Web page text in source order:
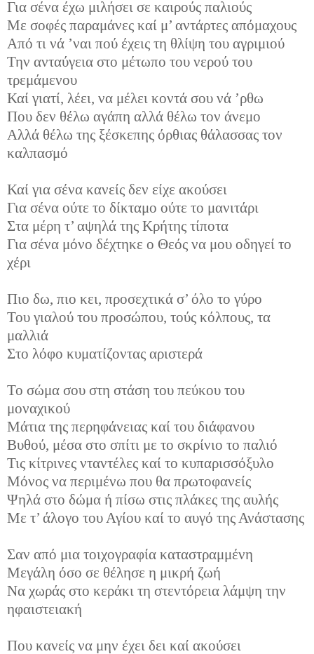
Για σένα έχω μιλήσει σε καιρούς παλιούς
Με σοφές παραμάνες καί μ’ αντάρτες απόμαχους
Από τι νά ’ναι πού έχεις τη θλίψη του αγριμιού
Την ανταύγεια στο μέτωπο του νερού του
τρεμάμενου
Καί γιατί, λέει, να μέλει κοντά σου νά ’ρθω
Που δεν θέλω αγάπη αλλά θέλω τον άνεμο
Αλλά θέλω της ξέσκεπης όρθιας θάλασσας τον
καλπασμό
Καί για σένα κανείς δεν είχε ακούσει
Για σένα ούτε το δίκταμο ούτε το μανιτάρι
Στα μέρη τ’ αψηλά της Κρήτης τίποτα
Για σένα μόνο δέχτηκε ο Θεός να μου οδηγεί το
χέρι
Πιο δω, πιο κει, προσεχτικά σ’ όλο το γύρο
Του γιαλού του προσώπου, τούς κόλπους, τα
μαλλιά
Στο λόφο κυματίζοντας αριστερά
Το σώμα σου στη στάση του πεύκου του
μοναχικού
Μάτια της περηφάνειας καί του διάφανου
Βυθού, μέσα στο σπίτι με το σκρίνιο το παλιό
Τις κίτρινες νταντέλες καί το κυπαρισσόξυλο
Μόνος να περιμένω που θα πρωτοφανείς
Ψηλά στο δώμα ή πίσω στις πλάκες της αυλής
Με τ’ άλογο του Αγίου καί το αυγό της Ανάστασης
Σαν από μια τοιχογραφία καταστραμμένη
Μεγάλη όσο σε θέλησε η μικρή ζωή
Να χωράς στο κεράκι τη στεντόρεια λάμψη την
ηφαιστειακή
Που κανείς να μην έχει δει καί ακούσει